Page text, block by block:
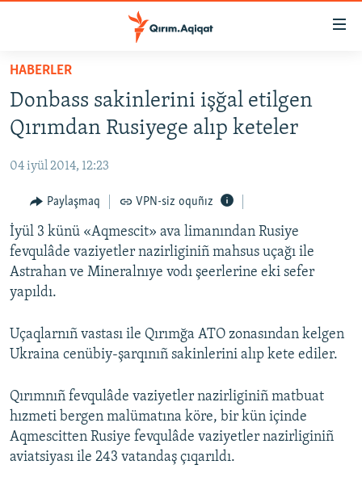
Esas
qaytmaq
Baş
qaytmaq
qaytmaq
HABERLER
İQTİSADİYAT
CEMİYET
MEDENİYET
İNSAN AQLARI
VİDEO
SÜRET
FİKİR
Русский
Українською
QOŞULIÑIZ!
HABERLER
Donbass sakinlerini işğal etilgen
Qırımdan Rusiyege alıp keteler
04 iyül 2014, 12:23
Paylaşmaq VPN-siz oquñız
İyül 3 künü «Aqmescit» ava limanından Rusiye
fevqulâde vaziyetler nazirliginiñ mahsus uçağı ile
Astrahan ve Mineralnıye vodı şeerlerine eki sefer
yapıldı.
Uçaqlarnıñ vastası ile Qırımğa ATO zonasından kelgen
Ukraina cenübiy-şarqınıñ sakinlerini alıp kete ediler.
Qırımnıñ fevqulâde vaziyetler nazirliginiñ matbuat
hızmeti bergen malümatına köre, bir kün içinde
Aqmescitten Rusiye fevqulâde vaziyetler nazirliginiñ
aviatsiyası ile 243 vatandaş çıqarıldı.